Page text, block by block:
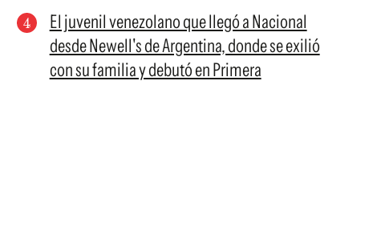
El juvenil venezolano que llegó a Nacional
desde Newell's de Argentina, donde se exilió
con su familia y debutó en Primera